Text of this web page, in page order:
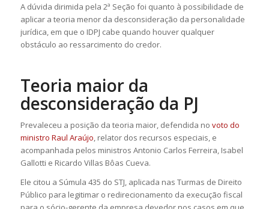
A dúvida dirimida pela 2ª Seção foi quanto à possibilidade de
aplicar a teoria menor da desconsideração da personalidade
jurídica, em que o IDPJ cabe quando houver qualquer
obstáculo ao ressarcimento do credor.
Teoria maior da
desconsideração da PJ
Prevaleceu a posição da teoria maior, defendida no voto do
ministro Raul Araújo , relator dos recursos especiais, e
acompanhada pelos ministros Antonio Carlos Ferreira, Isabel
Gallotti e Ricardo Villas Bôas Cueva.
Ele citou a Súmula 435 do STJ, aplicada nas Turmas de Direito
Público para legitimar o redirecionamento da execução fiscal